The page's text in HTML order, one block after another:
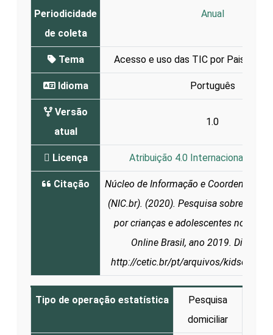
Periodicidade
de coleta
Anual
Tema Acesso e uso das TIC por Pais e
Idioma Português
Versão
atual
1.0
Licença Atribuição 4.0 Internacional (CC
Citação
Núcleo de Informação e Coordenação
(NIC.br). (2020). Pesquisa sobre o uso
por crianças e adolescentes no
Online Brasil, ano 2019.
http://cetic.br/pt/arquivos/
Tipo de operação estatística
Pesquisa
domiciliar